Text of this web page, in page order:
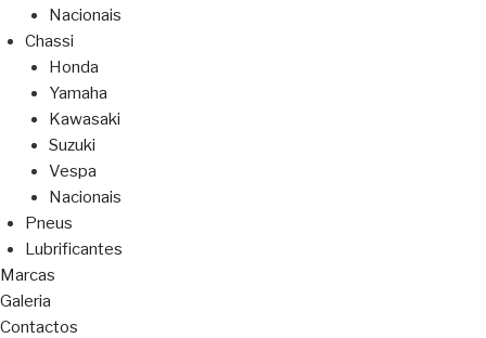
Nacionais
Chassi
Honda
Yamaha
Kawasaki
Suzuki
Vespa
Nacionais
Pneus
Lubrificantes
Marcas
Galeria
Contactos